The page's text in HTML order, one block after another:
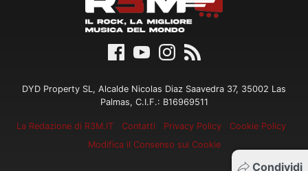
Condividi
DYD Property SL, Alcalde Nicolas Diaz Saavedra 37, 35002 Las
Palmas, C.I.F.: B16969511
La Redazione di R3M.IT Contatti Privacy Policy
Cookie Policy
Modifica il Consenso sui Cookie